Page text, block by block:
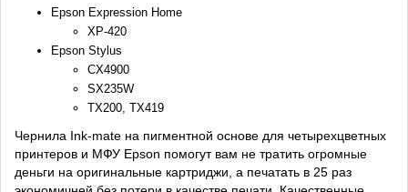
Epson Expression Home
XP-420
Epson Stylus
CX4900
SX235W
TX200, TX419
Чернила Ink-mate на пигментной основе для четырехцветных
принтеров и МФУ Epson помогут вам не тратить огромные
деньги на оригинальные картриджи, а печатать в 25 раз